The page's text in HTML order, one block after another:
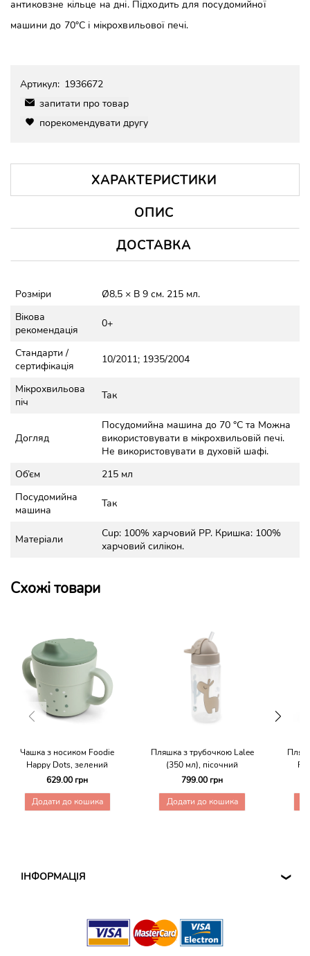
антиковзне кільце на дні. Підходить для посудомийної
машини до 70°C і мікрохвильової печі.
Артикул: 1936672
запитати про товар
порекомендувати другу
ХАРАКТЕРИСТИКИ
ОПИС
ДОСТАВКА
Розміри
Ø8,5 × В 9 см. 215 мл.
Вікова
рекомендація
0+
Стандарти /
сертифікація
10/2011; 1935/2004
Мікрохвильова
піч
Так
Догляд
Посудомийна машина до 70 °C та Можна
використовувати в мікрохвильовій печі.
Не використовувати в духовій шафі.
Об’єм
215 мл
Посудомийна
машина
Так
Матеріали
Cup: 100% харчовий PP. Кришка: 100%
харчовий силікон.
Схожі товари
Чашка з носиком Foodie
Happy Dots, зелений
629.00 грн
Додати до кошика
Пляшка з трубочкою Lalee
(350 мл), пісочний
799.00 грн
Додати до кошика
ІНФОРМАЦІЯ ❮
CПОСОБИ ДОСТАВКИ ТА ОПЛАТИ